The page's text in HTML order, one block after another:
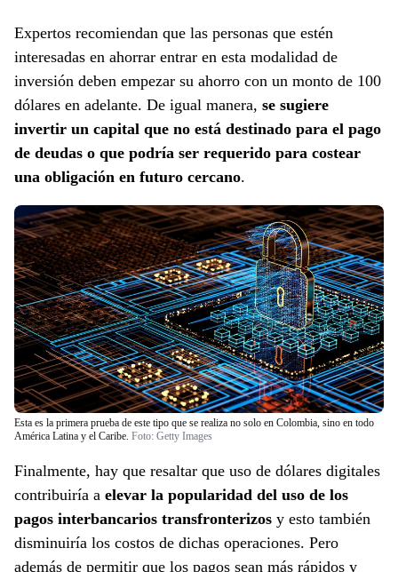
Expertos recomiendan que las personas que estén
interesadas en ahorrar entrar en esta modalidad de
inversión deben empezar su ahorro con un monto de 100
dólares en adelante. De igual manera, se sugiere
invertir un capital que no está destinado para el pago
de deudas o que podría ser requerido para costear
una obligación en futuro cercano.
Esta es la primera prueba de este tipo que se realiza no solo en Colombia, sino en todo
América Latina y el Caribe. Foto: Getty Images
Finalmente, hay que resaltar que uso de dólares digitales
contribuiría a elevar la popularidad del uso de los
pagos interbancarios transfronterizos y esto también
disminuiría los costos de dichas operaciones. Pero
además de permitir que los pagos sean más rápidos y